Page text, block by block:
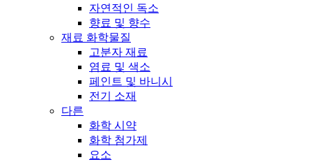
자연적인 독소
향료 및 향수
재료 화학물질
고분자 재료
염료 및 색소
페인트 및 바니시
전기 소재
다른
화학 시약
화학 첨가제
요소